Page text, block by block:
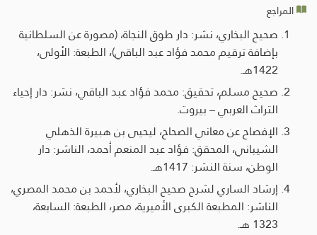
المراجع
صحيح البخاري، نشر: دار طوق النجاة، (مصورة عن السلطانية
بإضافة ترقيم محمد فؤاد عبد الباقي)، الطبعة: الأولى،
1422هـ.
صحيح مسلم، تحقيق: محمد فؤاد عبد الباقي، نشر: دار إحياء
التراث العربي – بيروت.
الإفصاح عن معاني الصحاح، ليحيى بن هبيرة الذهلي
الشيباني، المحقق: فؤاد عبد المنعم أحمد، الناشر: دار
الوطن، سنة النشر: 1417هـ.
إرشاد الساري لشرح صحيح البخاري، لأحمد بن محمد المصري،
الناشر: المطبعة الكبرى الأميرية، مصر، الطبعة: السابعة،
1323 هـ.